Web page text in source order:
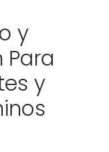
y
y